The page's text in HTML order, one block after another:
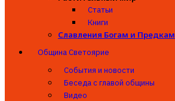
Статьи
Книги
Славления Богам и Предкам
Община Светоярие
События и новости
Беседа с главой общины
Видео